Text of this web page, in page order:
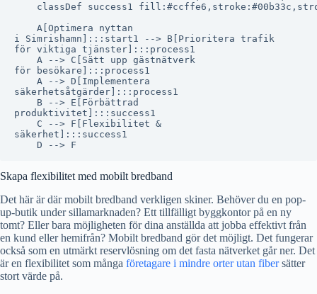
classDef success1
    A[Optimera nyttan
i Simrishamn]:::start1 --> B[Prioritera trafik
för viktiga tjänster]:::process1
    A --> C[Sätt upp gästnätverk
för besökare]:::process1
    A --> D[Implementera
säkerhetsåtgärder]:::process1
    B --> E[Förbättrad
produktivitet]:::success1
    C --> F[Flexibilitet &
säkerhet]:::success1
Skapa flexibilitet med mobilt bredband
Det här är där mobilt bredband verkligen skiner. Behöver du en pop-
up-butik under sillamarknaden? Ett tillfälligt byggkontor på en ny
tomt? Eller bara möjligheten för dina anställda att jobba effektivt från
en kund eller hemifrån? Mobilt bredband gör det möjligt. Det fungerar
också som en utmärkt reservlösning om det fasta nätverket går ner. Det
är en flexibilitet som många företagare i mindre orter utan fibersätter
stort värde på.